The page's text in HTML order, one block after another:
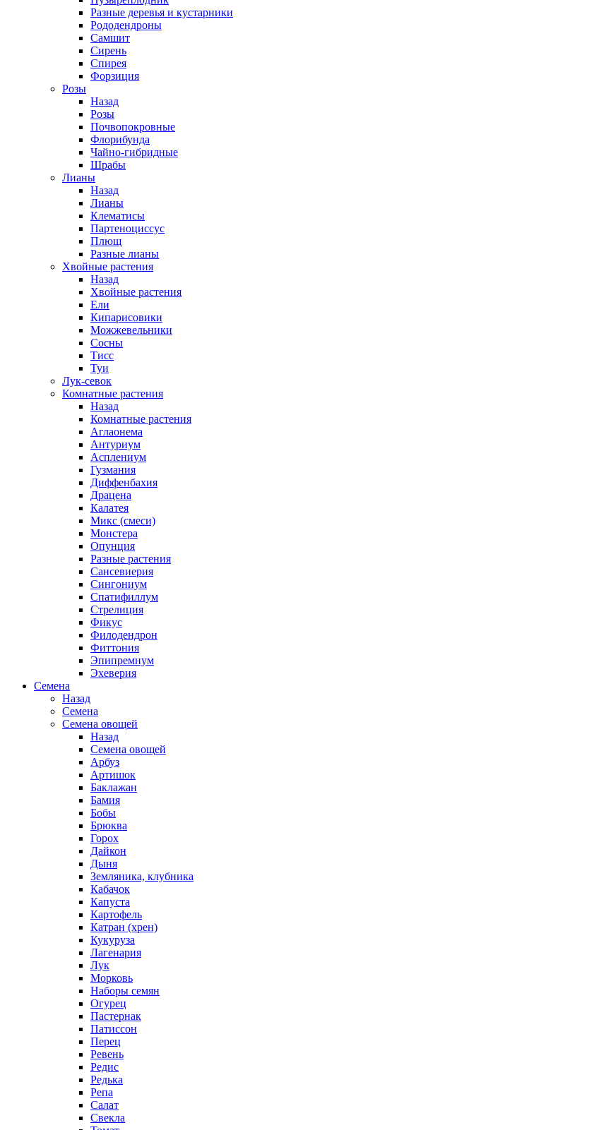
Разные деревья и кустарники
Рододендроны
Самшит
Сирень
Спирея
Форзиция
Розы
Назад
Розы
Почвопокровные
Флорибунда
Чайно-гибридные
Шрабы
Лианы
Назад
Лианы
Клематисы
Партеноциссус
Плющ
Разные лианы
Хвойные растения
Назад
Хвойные растения
Ели
Кипарисовики
Можжевельники
Сосны
Тисс
Туи
Лук-севок
Комнатные растения
Назад
Комнатные растения
Аглаонема
Антуриум
Асплениум
Гузмания
Диффенбахия
Драцена
Калатея
Микс (смеси)
Монстера
Опунция
Разные растения
Сансевиерия
Сингониум
Спатифиллум
Стрелиция
Фикус
Филодендрон
Фиттония
Эпипремнум
Эхеверия
Семена
Назад
Семена
Семена овощей
Назад
Семена овощей
Арбуз
Артишок
Баклажан
Бамия
Бобы
Брюква
Горох
Дайкон
Дыня
Земляника, клубника
Кабачок
Капуста
Картофель
Катран (хрен)
Кукуруза
Лагенария
Лук
Морковь
Наборы семян
Огурец
Пастернак
Патиссон
Перец
Ревень
Редис
Редька
Репа
Салат
Свекла